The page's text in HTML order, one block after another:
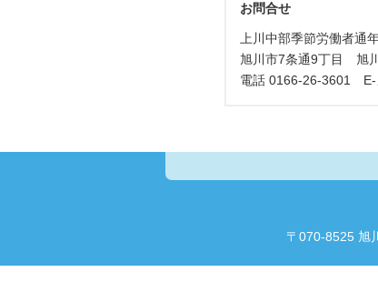
お問合せ
上川中部季節労働者通
旭川市7条通9丁目 旭
電話 0166-26-3601 E-
〒070-8525 旭